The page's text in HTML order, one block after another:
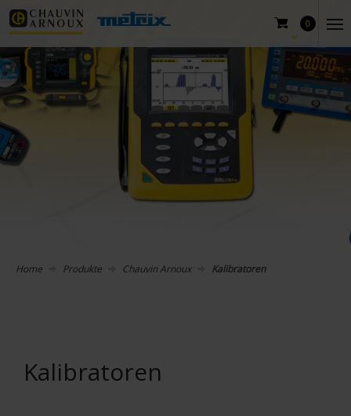
0
Home Produkte Chauvin Arnoux Kalibratoren
Kalibratoren